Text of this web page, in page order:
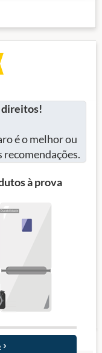
direitos!
é o melhor ou
recomendações.
à prova